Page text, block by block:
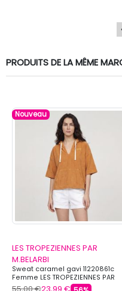
PRODUITS DE LA MÊME
Nouveau
LES TROPEZIENNES PAR
M.BELARBI
Sweat caramel gavi 11220861c
Femme LES TROPEZIENNES PAR
M.BELARBI